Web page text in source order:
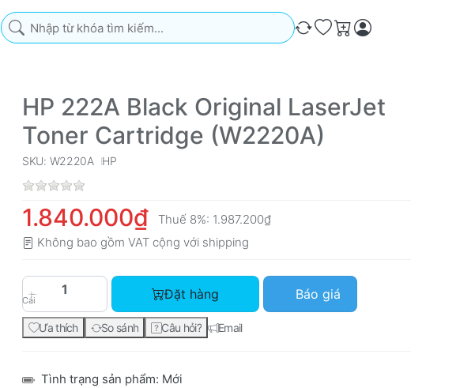
Nhập từ khóa tìm kiếm. Kết quả sẽ tự động xuất hiện khi bạn nhập. Nhấn phím
So sánh
Ưa thích
Giỏ hàng
HP 222A Black Original LaserJet
Toner Cartridge (W2220A)
SKU: W2220A HP
1.840.000₫ Thuế 8%: 1.987.200₫
Không bao gồm VAT cộng với shipping
Cái
HP 222A Black Original LaserJet Toner Cartridge (W2220A)
Đặt hàng Báo giá
Ưa thích So sánh Câu hỏi? Email
Tình trạng sản phẩm: Mới